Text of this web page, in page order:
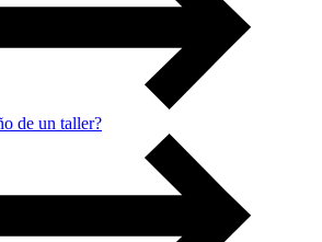
de un taller?